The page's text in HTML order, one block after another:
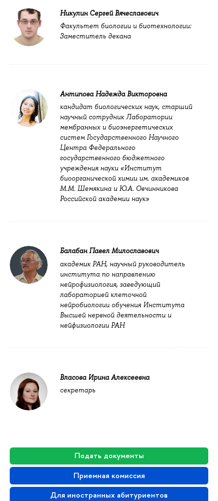
Подать документы
Приемная комиссия
Для иностранных абитуриентов
Никулин Сергей Вячеславович
Факультет биологии и биотехнологии:
Заместитель декана
Антипова Надежда Викторовна
кандидат биологических наук, старший
научный сотрудник Лаборатории
мембранных и биоэнергетических
систем Государственного Научного
Центра Федерального
государственного бюджетного
учреждения науки «Институт
биоорганической химии им. академиков
М.М. Шемякина и Ю.А. Овчинникова
Российской академии наук»
Балабан Павел Милославович
академик РАН, научный руководитель
института по направлению
нейрофизиология, заведующий
лабораторией клеточной
нейробиологии обучения Института
Высшей нервной деятельности и
нейфизиологии РАН
Власова Ирина Алексеевна
секретарь